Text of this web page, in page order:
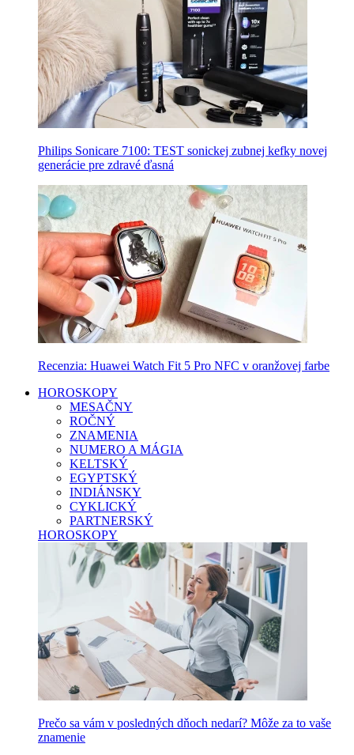
Philips Sonicare 7100: TEST sonickej zubnej kefky novej
generácie pre zdravé ďasná
Recenzia: Huawei Watch Fit 5 Pro NFC v oranžovej farbe
HOROSKOPY
MESAČNY
ROČNÝ
ZNAMENIA
NUMERO A MÁGIA
KELTSKÝ
EGYPTSKÝ
INDIÁNSKY
CYKLICKÝ
PARTNERSKÝ
HOROSKOPY
Prečo sa vám v posledných dňoch nedarí? Môže za to vaše
znamenie